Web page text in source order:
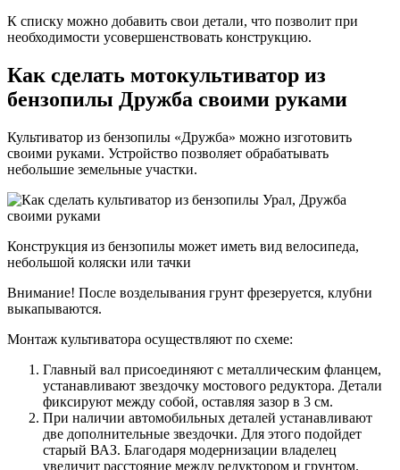
К списку можно добавить свои детали, что позволит при
необходимости усовершенствовать конструкцию.
Как сделать мотокультиватор из
бензопилы Дружба своими руками
Культиватор из бензопилы «Дружба» можно изготовить
своими руками. Устройство позволяет обрабатывать
небольшие земельные участки.
Конструкция из бензопилы может иметь вид велосипеда,
небольшой коляски или тачки
Внимание! После возделывания грунт фрезеруется, клубни
выкапываются.
Монтаж культиватора осуществляют по схеме:
Главный вал присоединяют с металлическим фланцем,
устанавливают звездочку мостового редуктора. Детали
фиксируют между собой, оставляя зазор в 3 см.
При наличии автомобильных деталей устанавливают
две дополнительные звездочки. Для этого подойдет
старый ВАЗ. Благодаря модернизации владелец
увеличит расстояние между редуктором и грунтом.